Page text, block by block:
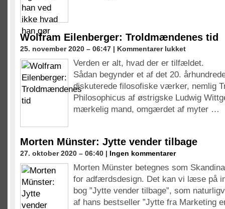
han
gør
Wolfram Eilenberger: Troldmændenes tid
25. november 2020 – 06:47 | Kommentarer lukkettil
Eilenberger:
Troldmændenes
Verden er alt, hvad der er tilfældet.
Sådan begynder et af det 20.
diskuterede filosofiske værker, nemlig
Philosophicus af østrigske Ludwig
mærkelig mand, omgærdet af myter …
Morten Münster: Jytte vender tilbage
27. oktober 2020 – 06:40 | Ingen kommentarer
Morten Münster betegnes som
for adfærdsdesign. Det kan vi læse på
bog ”Jytte vender tilbage”, som
af hans bestseller ”Jytte fra Marketing